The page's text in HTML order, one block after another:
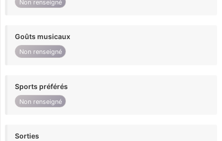
Non renseigné
Goûts musicaux
Non renseigné
Sports préférés
Non renseigné
Sorties